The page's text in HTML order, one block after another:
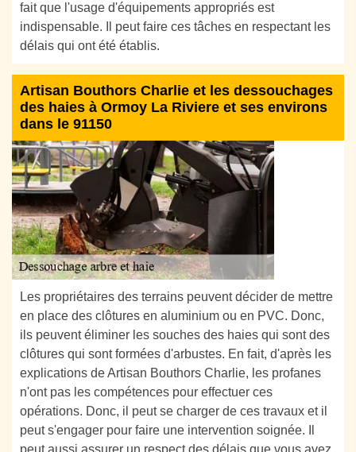
fait que l'usage d'équipements appropriés est
indispensable. Il peut faire ces tâches en respectant les
délais qui ont été établis.
Artisan Bouthors Charlie et les dessouchages
des haies à Ormoy La Riviere et ses environs
dans le 91150
Les propriétaires des terrains peuvent décider de mettre
en place des clôtures en aluminium ou en PVC. Donc,
ils peuvent éliminer les souches des haies qui sont des
clôtures qui sont formées d'arbustes. En fait, d'après les
explications de Artisan Bouthors Charlie, les profanes
n'ont pas les compétences pour effectuer ces
opérations. Donc, il peut se charger de ces travaux et il
peut s'engager pour faire une intervention soignée. Il
peut aussi assurer un respect des délais que vous avez